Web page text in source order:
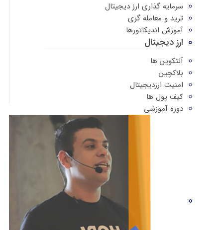
سرمایه گذاری ارز دیجیتال
ترید و معامله گری
آموزش اندیکاتورها
ارز دیجیتال
آلتکوین ها
بلاکچین
امنیت ارزدیجیتال
کیف پول ها
دوره‌ آموزشی